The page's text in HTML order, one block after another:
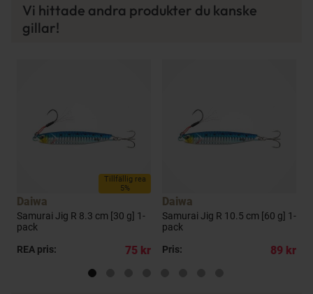
Vi hittade andra produkter du kanske
gillar!
Tillfällig rea
5%
Daiwa
Samurai Jig R 8.3 cm [30 g] 1-
pack
REA pris:
75 kr
Daiwa
Samurai Jig R 10.5 cm [60 g] 1-
pack
Pris:
89 kr